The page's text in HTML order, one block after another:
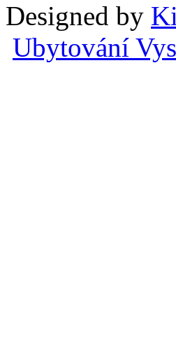
Designed by
Ubytování